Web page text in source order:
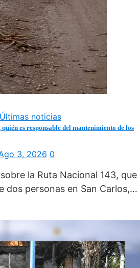
Últimas noticias
es responsable del mantenimiento de los
3, 2026 0
la Ruta Nacional 143, que
dos personas en San Carlos,…